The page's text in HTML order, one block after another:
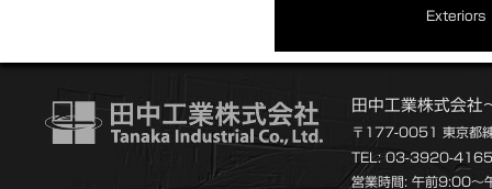
Exteriors
田中工業株式会社
〒177-0051 東京都
TEL: 03-3920-4165
営業時間: 午前9:00～